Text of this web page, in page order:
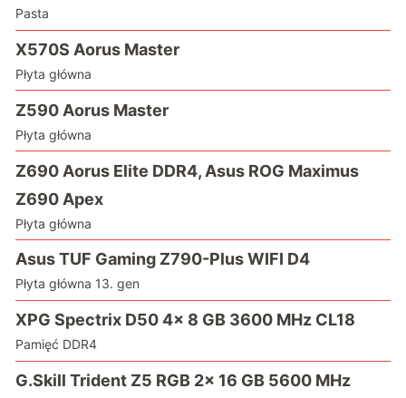
Pasta
Płyta główna
X570S Aorus Master
Płyta główna
Z590 Aorus Master
Płyta główna
Z690 Aorus Elite DDR4, Asus ROG Maximus
Z690 Apex
Płyta główna 13. gen
Asus TUF Gaming Z790-Plus WIFI D4
Pamięć DDR4
XPG Spectrix D50 4x 8 GB 3600 MHz CL18
G.Skill Trident Z5 RGB 2x 16 GB 5600 MHz